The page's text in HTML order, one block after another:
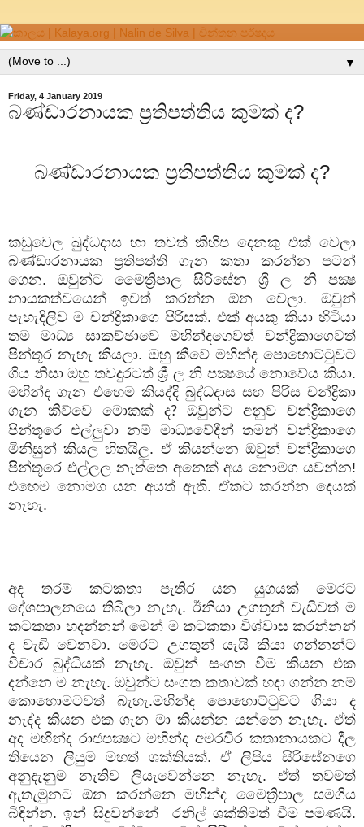
▼
Friday, 4 January 2019
බණ්ඩාරනායක ප්‍රතිපත්තිය කුමක් ද?
බණ්ඩාරනායක ප්‍රතිපත්තිය කුමක් ද?
කඩුවෙල බුද්ධදාස හා තවත් කිහිප දෙනකු එක් වෙලා
බණ්ඩාරනායක ප්‍රතිපත්ති ගැන කතා කරන්න පටන්
ගෙන. ඔවුන්ට මෛත්‍රිපාල සිරිසේන ශ්‍රී ල නි පක්‍ෂ
නායකත්වයෙන් ඉවත් කරන්න ඕන වෙලා. ඔවුන්
පැහැදිලිව ම චන්ද්‍රිකාගෙ පිරිසක්. එක් අයකු කියා හිටියා
තම මාධ්‍ය සාකච්ඡාවෙ මහින්දගෙවත් චන්ද්‍රිකාගෙවත්
පින්තූර නැහැ කියලා. ඔහු කීවේ මහින්ද පොහොට්ටුවට
ගිය නිසා ඔහු තවදුරටත් ශ්‍රී ල නි පක්‍ෂයේ නොවේය කියා.
මහින්ද ගැන එහෙම කියද්දි බුද්ධදාස සහ පිරිස චන්ද්‍රිකා
ගැන කිව්වෙ මොකක් ද? ඔවුන්ට අනුව චන්ද්‍රිකාගෙ
පින්තූරෙ එල්ලුවා නම් මාධ්‍යවේදීන් තමන් චන්ද්‍රිකාගෙ
මිනිසුන් කියල හිතයිලු. ඒ කියන්නෙ ඔවුන් චන්ද්‍රිකාගෙ
පින්තූරෙ එල්ලල නැත්තෙ අනෙක් අය නොමග යවන්න!
එහෙම නොමග යන අයත් ඇති. ඒකට කරන්න දෙයක්
නැහැ.
අද තරම් කටකතා පැතිර යන යුගයක් මෙරට
දේශපාලනයෙ තිබිලා නැහැ. ඊනියා උගතුන් වැඩිවත් ම
කටකතා හදන්නන් මෙන් ම කටකතා විශ්වාස කරන්නන්
ද වැඩි වෙනවා. මෙරට උගතුන් යැයි කියා ගන්නන්ට
විචාර බුද්ධියක් නැහැ. ඔවුන් සංගත වීම කියන එක
දන්නෙ ම නැහැ. ඔවුන්ට සංගත කතාවක් හදා ගන්න නම්
කොහොමටවත් බැහැ.මහින්ද පොහොට්ටුවට ගියා ද
නැද්ද කියන එක ගැන මා කියන්න යන්නෙ නැහැ. ඒත්
අද මහින්ද රාජපක්‍ෂට මහින්ද අමරවීර කතානායකට දීල
තියෙන ලියුම මහත් ශක්තියක්. ඒ ලිපිය සිරිසේනගෙ
අනුදැනුම නැතිව ලියැවෙන්නෙ නැහැ. ඒත් තවමත්
ඇතැමුනට ඕන කරන්නෙ මහින්ද මෛත්‍රිපාල සමගිය
බිඳින්න. ඉන් සිදුවන්නේ
රනිල් ශක්තිමත් වීම පමණයි.